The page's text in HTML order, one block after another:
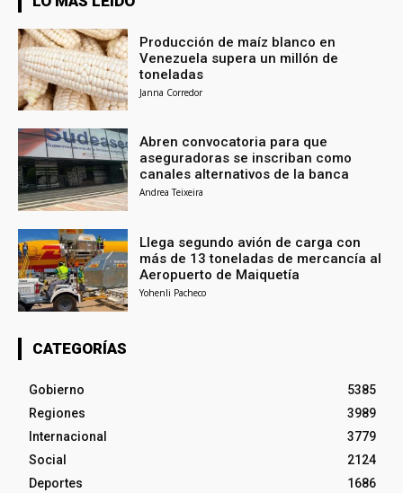
Producción de maíz blanco en
Venezuela supera un millón de
toneladas
Janna Corredor
Abren convocatoria para que
aseguradoras se inscriban como
canales alternativos de la banca
Andrea Teixeira
Llega segundo avión de carga con
más de 13 toneladas de mercancía al
Aeropuerto de Maiquetía
Yohenli Pacheco
CATEGORÍAS
Gobierno
5385
Regiones
3989
Internacional
3779
Social
2124
Deportes
1686